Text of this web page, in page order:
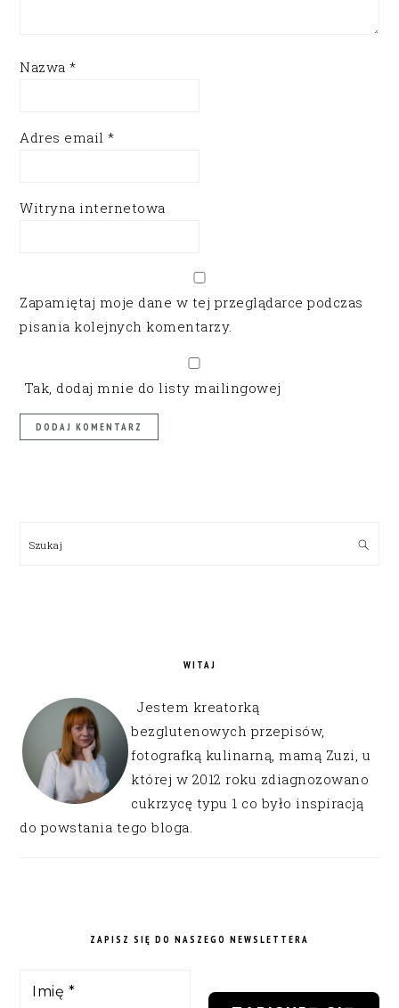
Nazwa*
Adres email*
Witryna internetowa
Zapamiętaj moje dane w tej przeglądarce podczas
pisania kolejnych komentarzy.
Tak, dodaj mnie do listy mailingowej
Szukaj
WITAJ
Jestem kreatorką
bezglutenowych przepisów,
fotografką kulinarną, mamą Zuzi, u
której w 2012 roku zdiagnozowano
cukrzycę typu 1 co było inspiracją
do powstania tego bloga.
ZAPISZ SIĘ DO NASZEGO NEWSLETTERA